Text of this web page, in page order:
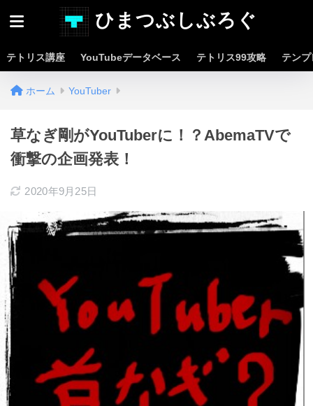
ひまつぶしぶろぐ
テトリス講座 YouTubeデータベース テトリス99攻略 テン
ホーム YouTuber
草なぎ剛がYouTuberに！？AbemaTVで
衝撃の企画発表！
2020年9月25日